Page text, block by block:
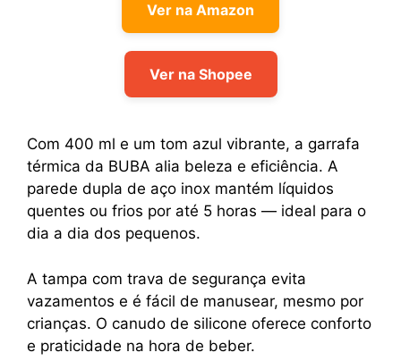
Ver na Amazon
Ver na Shopee
Com 400 ml e um tom azul vibrante, a garrafa
térmica da BUBA alia beleza e eficiência. A
parede dupla de aço inox mantém líquidos
quentes ou frios por até 5 horas — ideal para o
dia a dia dos pequenos.
A tampa com trava de segurança evita
vazamentos e é fácil de manusear, mesmo por
crianças. O canudo de silicone oferece conforto
e praticidade na hora de beber.